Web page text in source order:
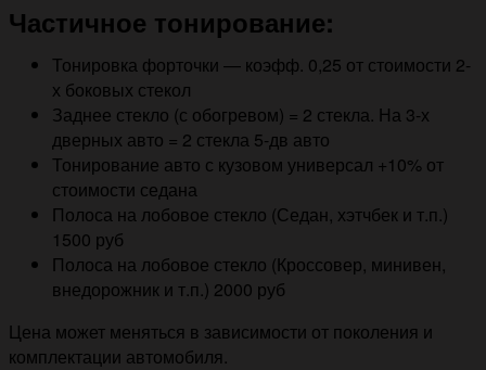
Частичное тонирование:
Тонировка форточки — коэфф. 0,25 от стоимости 2-
х боковых стекол
Заднее стекло (с обогревом) = 2 стекла. На 3-х
дверных авто = 2 стекла 5-дв авто
Тонирование авто с кузовом универсал +10% от
стоимости седана
Полоса на лобовое стекло (Седан, хэтчбек и т.п.)
1500 руб
Полоса на лобовое стекло (Кроссовер, минивен,
внедорожник и т.п.) 2000 руб
Цена может меняться в зависимости от поколения и
комплектации автомобиля.